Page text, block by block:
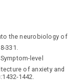
the neurobiology of
331.
Symptom-level
of anxiety and
1442.